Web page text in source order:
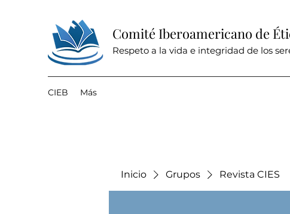
Comité Iberoamericano de
Respeto a la vida e integridad de los
CIEB Más
Inicio Grupos Revista CIES